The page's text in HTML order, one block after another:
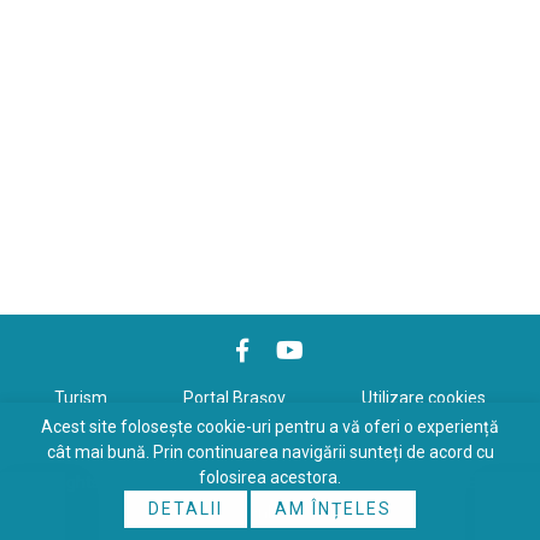
Turism Portal Braşov Utilizare cookies
Politică de confidenţialitate
Copyrights © 2026 All Rights Reserved. Powered by
Online
Acest site folosește cookie-uri pentru a vă oferi o experiență
cât mai bună. Prin continuarea navigării sunteți de acord cu
folosirea acestora.
DETALII
AM ÎNȚELES